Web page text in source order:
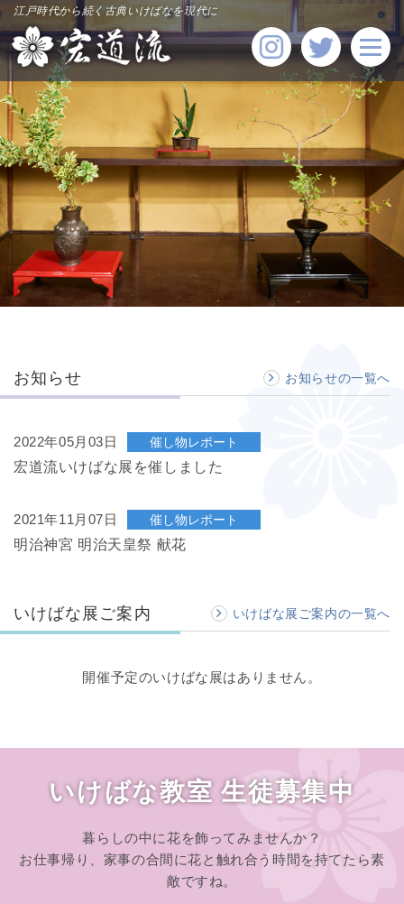
江戸時代から続く古典いけばなを現代に
お知らせ お知らせの一覧へ
2022年05月03日 催し物レポート
宏道流いけばな展を催しました
2021年11月07日 催し物レポート
明治神宮 明治天皇祭 献花
いけばな展ご案内 いけばな展ご案内の一覧へ
開催予定のいけばな展はありません。
いけばな教室 生徒募集中
暮らしの中に花を飾ってみませんか？
お仕事帰り、家事の合間に花と触れ合う時間を持てたら素
敵ですね。